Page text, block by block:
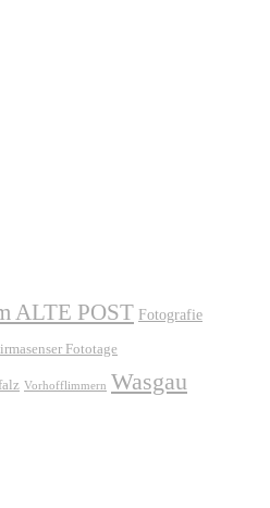
ALTE POST Fotografie
Fototage
Vorhofflimmern Wasgau